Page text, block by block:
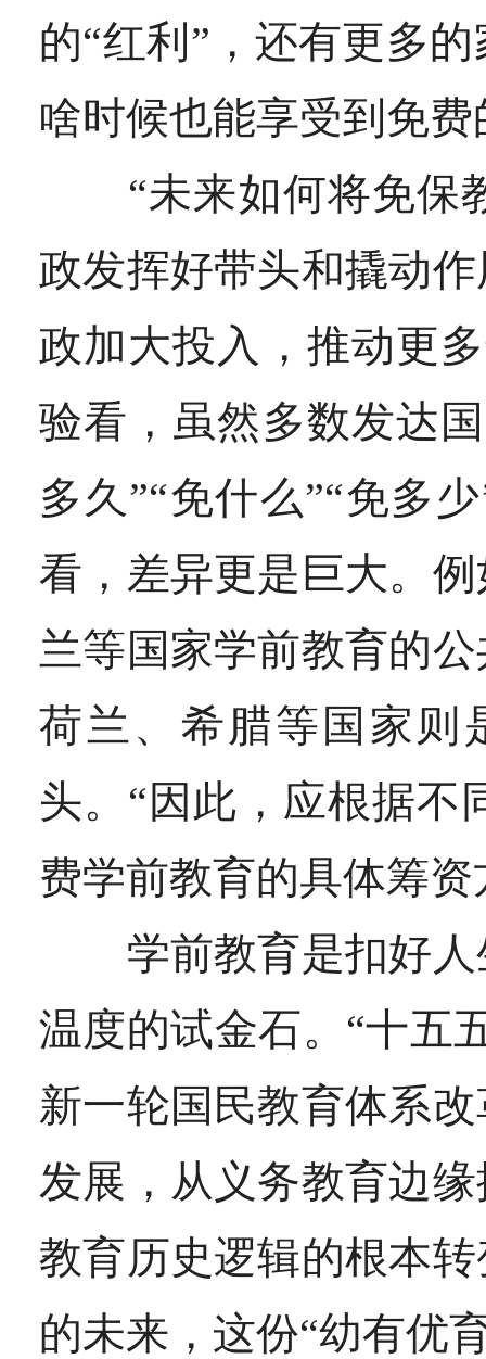
的“红利”，还有更多
啥时候也能享受到免
“未来如何将免保教
政发挥好带头和撬动
政加大投入，推动更
验看，虽然多数发达
多久”“免什么”“免多
看，差异更是巨大。
兰等国家学前教育的
荷兰、希腊等国家则
头。“因此，应根据不
费学前教育的具体筹
学前教育是扣好人
温度的试金石。 “十五
新一轮国民教育体系
发展，从义务教育边
教育历史逻辑的根本
的未来，这份“幼有优